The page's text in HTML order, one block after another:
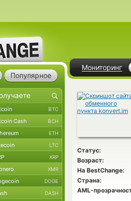
Мониторинг
Статус:
Возраст:
На BestChange:
Страна:
AML-
Популярное
BTC
Cash BCH
ETH
LTC
XRP
XMR
DOGE
DASH